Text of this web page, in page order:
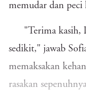
memudar dan
"Terima kasih,
sedikit," jawab
memaksakan
rasakan